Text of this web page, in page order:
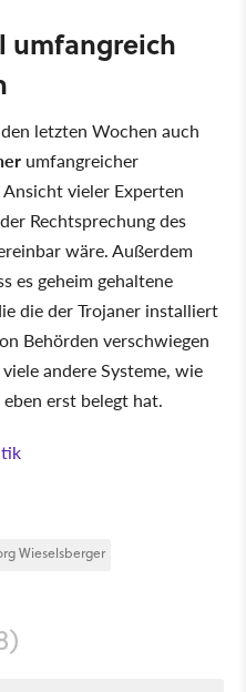
umfangreich
letzten Wochen auch
umfangreicher
vieler Experten
Rechtsprechung des
wäre. Außerdem
es geheim gehaltene
die der Trojaner installiert
Behörden verschwiegen
andere Systeme, wie
eben erst belegt hat.
Wieselsberger